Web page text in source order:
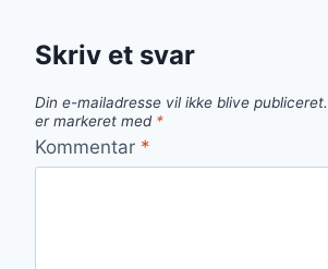
Skriv et svar
Din e-mailadresse vil ikke blive publiceret.
er markeret med *
Kommentar *